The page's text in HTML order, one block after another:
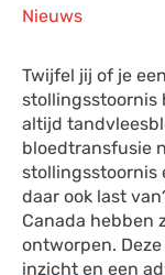
Nieuws
Twijfel jij of je
stollingsstoornis
altijd
bloedtransfusie
stollingsstoornis
daar ook last
Canada hebben
ontworpen.
inzicht en een